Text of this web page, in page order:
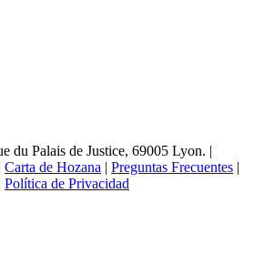
du Palais de Justice, 69005 Lyon. |
Carta de Hozana | Preguntas Frecuentes |
Política de Privacidad